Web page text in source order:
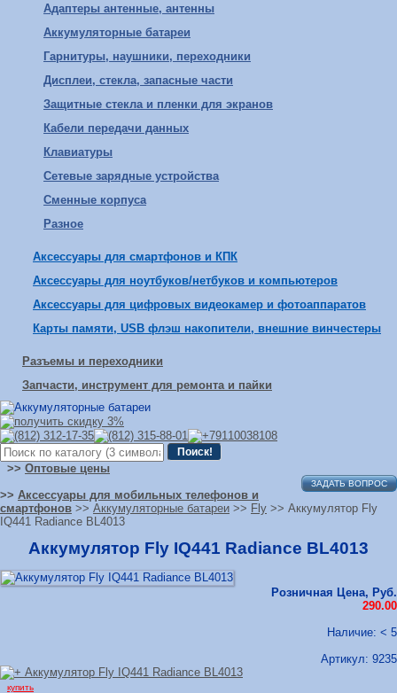
Адаптеры антенные, антенны
Аккумуляторные батареи
Гарнитуры, наушники, переходники
Дисплеи, стекла, запасные части
Защитные стекла и пленки для экранов
Кабели передачи данных
Клавиатуры
Сетевые зарядные устройства
Сменные корпуса
Разное
Аксессуары для смартфонов и КПК
Аксессуары для ноутбуков/нетбуков и компьютеров
Аксессуары для цифровых видеокамер и фотоаппаратов
Карты памяти, USB флэш накопители, внешние винчестеры
Разъемы и переходники
Запчасти, инструмент для ремонта и пайки
>> Оптовые цены
ЗАДАТЬ ВОПРОС
>> Аксессуары для мобильных телефонов и
смартфонов >> Аккумуляторные батареи >> Fly >> Аккумулятор Fly
IQ441 Radiance BL4013
Аккумулятор Fly IQ441 Radiance BL4013
Розничная Цена, Руб.
290.00
Наличие: < 5
Артикул: 9235
купить